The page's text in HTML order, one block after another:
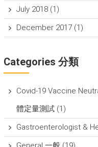
July 2018(1)
December 2017(1)
Categories 分類
Covid-19 Vaccine
體定量測試(1)
Gastroenterologist &